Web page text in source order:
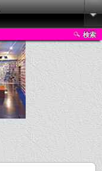
検索